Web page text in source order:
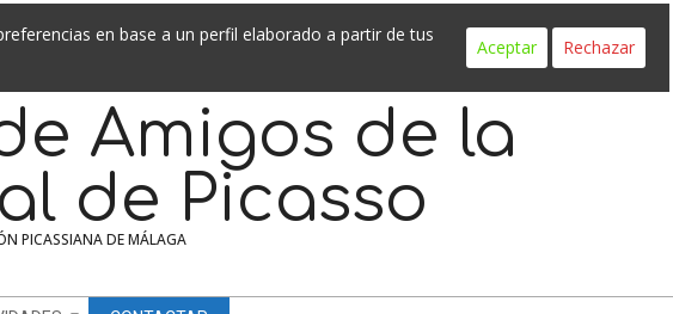
Search
Amigos de la
de Picasso
PICASSIANA DE MÁLAGA
en base a un perfil elaborado a partir de tus
Aceptar Rechazar